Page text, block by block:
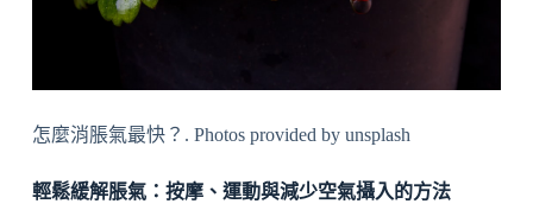
怎麼消脹氣最快？. Photos provided by unsplash
輕鬆緩解脹氣：按摩、運動與減少空氣攝入的方法